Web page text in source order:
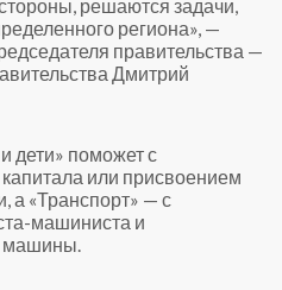
решаются задачи,
региона», —
правительства —
Дмитрий
дети» поможет с
или присвоением
а «Транспорт» — с
машиниста и
машины.